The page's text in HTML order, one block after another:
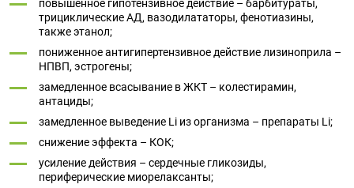
повышенное гипотензивное действие – барбитураты,
трициклические АД, вазодилататоры, фенотиазины,
также этанол;
пониженное антигипертензивное действие лизиноприла –
НПВП, эстрогены;
замедленное всасывание в ЖКТ – колестирамин,
антациды;
замедленное выведение Li из организма – препараты Li;
снижение эффекта – КОК;
усиление действия – сердечные гликозиды,
периферические миорелаксанты;